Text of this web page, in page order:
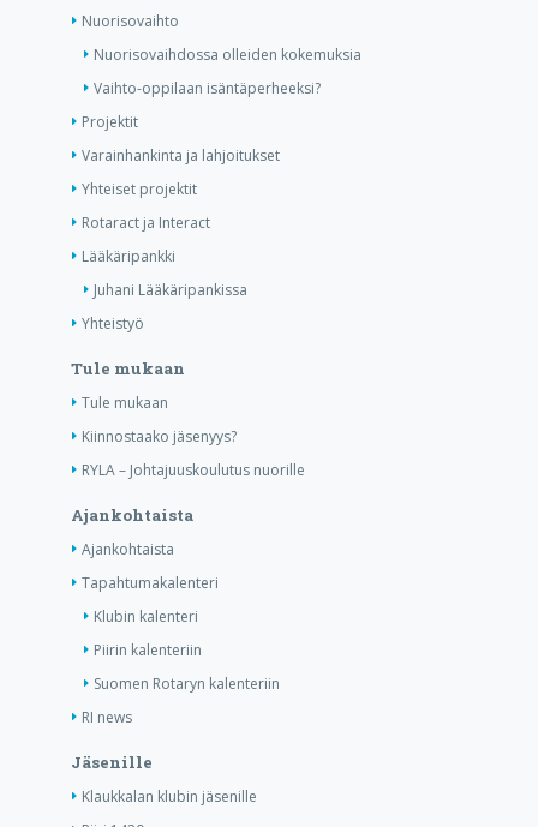
Nuorisovaihto
Nuorisovaihdossa olleiden kokemuksia
Vaihto-oppilaan isäntäperheeksi?
Projektit
Varainhankinta ja lahjoitukset
Yhteiset projektit
Rotaract ja Interact
Lääkäripankki
Juhani Lääkäripankissa
Yhteistyö
Tule mukaan
Tule mukaan
Kiinnostaako jäsenyys?
RYLA – Johtajuuskoulutus nuorille
Ajankohtaista
Ajankohtaista
Tapahtumakalenteri
Klubin kalenteri
Piirin kalenteriin
Suomen Rotaryn kalenteriin
RI news
Jäsenille
Klaukkalan klubin jäsenille